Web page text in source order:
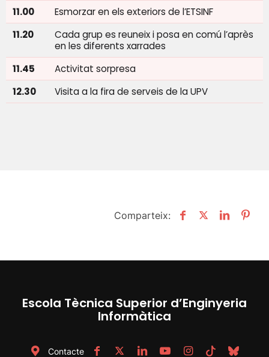
11.00
Esmorzar en els exteriors de l’ETSINF
11.20
Cada grup es reuneix i posa en comú l’après
en les diferents xarrades
11.45
Activitat sorpresa
12.30
Visita a la fira de serveis de la UPV
Comparteix:
Escola Tècnica Superior d’Enginyeria
Informàtica
Contacte